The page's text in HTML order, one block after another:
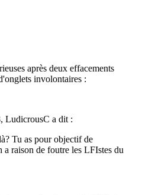
après deux effacements
involontaires :
LudicrousC a dit :
Tu as pour objectif de
a raison de foutre les LFIstes du